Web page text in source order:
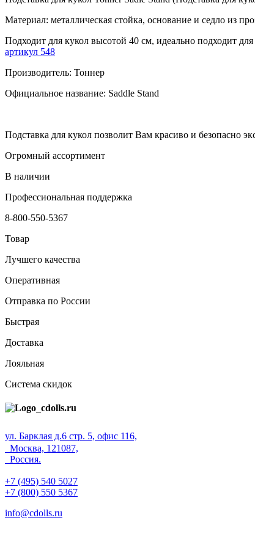
Материал: металлическая стойка, основание и седло из
Подходит для кукол высотой 40 см, идеально подходит
артикул 548
Производитель: Тоннер
Официальное название: Saddle Stand
Подставка для кукол позволит Вам красиво и безопасно
Огромный ассортимент
В наличии
Профессиональная поддержка
8-800-550-5367
Товар
Лучшего качества
Оперативная
Отправка по России
Быстрая
Доставка
Лояльная
Система скидок
ул. Барклая д.6 стр. 5, офис 116,
Москва, 121087,
Россия.
+7 (495) 540 5027
+7 (800) 550 5367
info@cdolls.ru